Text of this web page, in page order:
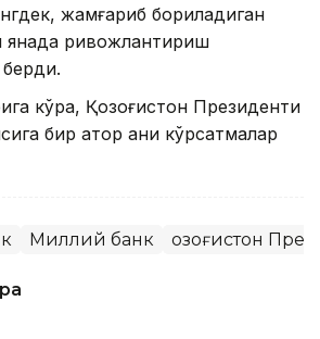
жамғариб бориладиган
янада ривожлантириш
кўра, Қозоғистон Президенти
бир қатор аниқ кўрсатмалар
Миллий банк Қозоғистон